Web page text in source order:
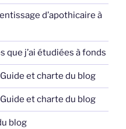
d’apothicaire à
que j’ai étudiées à fonds
Guide et charte du blog
Guide et charte du blog
blog